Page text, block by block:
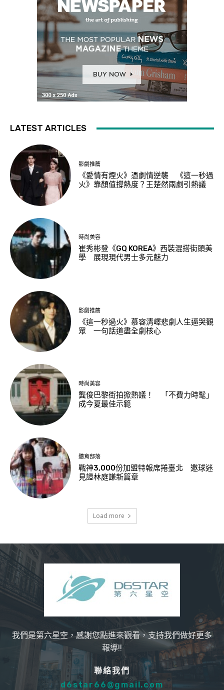
LATEST ARTICLES
影劇推薦
《愛情有煙火》憑劇情逆襲 《這一秒過
火》靠顏值撐熱度？王楚然兩劇引熱議
時尚美容
崔秀彬登《GQ KOREA》西裝混搭街頭美
學 展現現代男士多元魅力
影劇推薦
《這一秒過火》慕容清嶧悲劇人生逼哭觀
眾 一句話道盡全劇核心
時尚美容
龔俊巴黎街拍掀熱議！ 「不費力時髦」
成今夏最佳示範
體育部落
戰神3,000份加盟特報席捲臺北 邀球迷
見證林庭謙新篇章
Load more
我們是第六星空，感謝您點進來觀看，支持我們做好更多
報導!!
聯絡我們
d6star66@gmail.com